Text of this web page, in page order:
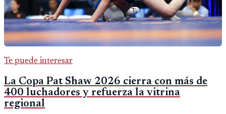
Te puede interesar
La Copa Pat Shaw 2026 cierra con más de
400 luchadores y refuerza la vitrina
regional